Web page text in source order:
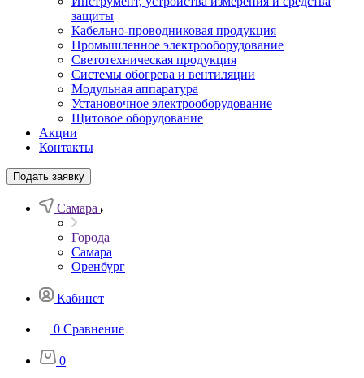
защиты
Кабельно-проводниковая продукция
Промышленное электрооборудование
Светотехническая продукция
Системы обогрева и вентиляции
Модульная аппаратура
Установочное электрооборудование
Щитовое оборудование
Акции
Контакты
Подать заявку
Самара
Города
Самара
Оренбург
Кабинет
0 Сравнение
0